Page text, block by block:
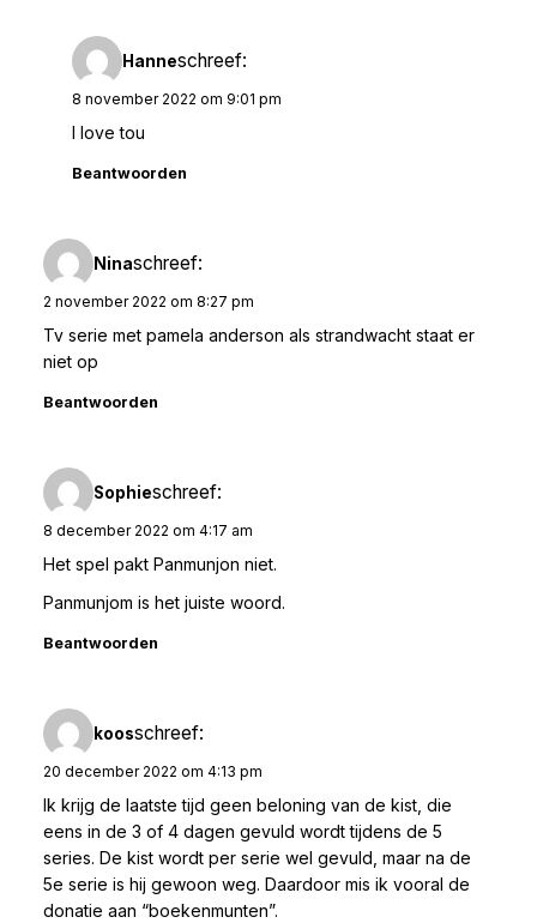
Hanneschreef:
8 november 2022 om 9:01 pm
I love tou
Beantwoorden
Ninaschreef:
2 november 2022 om 8:27 pm
Tv serie met pamela anderson als strandwacht staat er
niet op
Beantwoorden
Sophieschreef:
8 december 2022 om 4:17 am
Het spel pakt Panmunjon niet.
Panmunjom is het juiste woord.
Beantwoorden
koosschreef:
20 december 2022 om 4:13 pm
Ik krijg de laatste tijd geen beloning van de kist, die
eens in de 3 of 4 dagen gevuld wordt tijdens de 5
series. De kist wordt per serie wel gevuld, maar na de
5e serie is hij gewoon weg. Daardoor mis ik vooral de
donatie aan “boekenmunten”.